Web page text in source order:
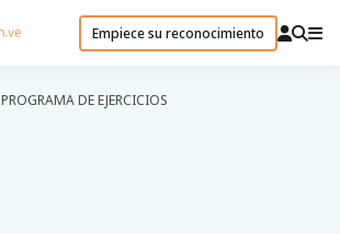
Empiece su reconocimiento
PROGRAMA DE EJERCICIOS